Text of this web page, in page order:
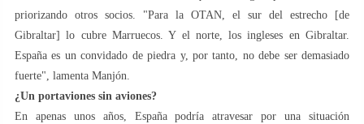
priorizando otros socios. "Para la OTAN, el sur del estrecho [de
Gibraltar] lo cubre Marruecos. Y el norte, los ingleses en Gibraltar.
España es un convidado de piedra y, por tanto, no debe ser demasiado
fuerte", lamenta Manjón.
¿Un portaviones sin aviones?
En apenas unos años, España podría atravesar por una situación